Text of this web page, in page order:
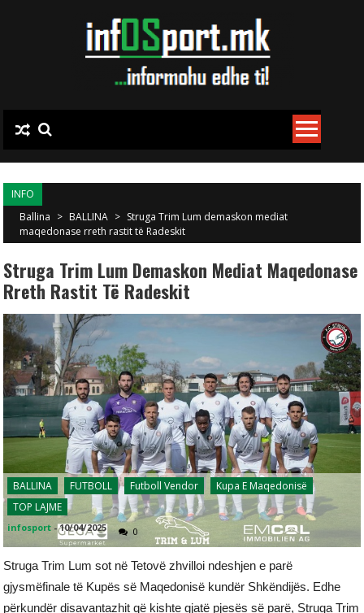
INFO
Ballina > BALLINA > Struga Trim Lum demaskon mediat
maqedonase rreth rastit të Radeskit
Struga Trim Lum Demaskon Mediat Maqedonase
Rreth Rastit Të Radeskit
BALLINA FUTBOLL Futboll Vendor
Kupa E Maqedonisë
TOP LAJME
infosport -10/04/2025 0
Struga Trim Lum sot në Tetovë zhvilloi ndeshjen e parë
gjysmëfinale të Kupës së Maqedonisë kundër Shkëndijës. Edhe
përkundër disavantazhit që kishte gjatë pjesës së parë, Struga Trim